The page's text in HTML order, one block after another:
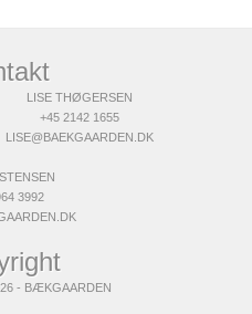
LISE THØGERSEN
+45 2142 1655
LISE@BAEKGAARDEN.DK
3992
- BÆKGAARDEN